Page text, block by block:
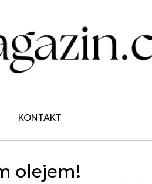
KONTAKT
olejem!